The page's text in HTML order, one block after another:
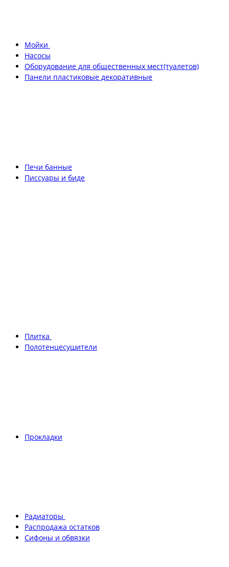
Мойки
Насосы
Оборудование для общественных мест(туалетов)
Панели пластиковые декоративные
Печи банные
Писсуары и биде
Плитка
Полотенцесушители
Прокладки
Радиаторы
Распродажа остатков
Сифоны и обвязки